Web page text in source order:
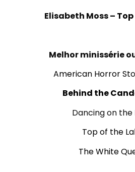
Elisabeth Moss –
Melhor minissérie
American Horror
Behind the
Dancing on the
Top of the
The White